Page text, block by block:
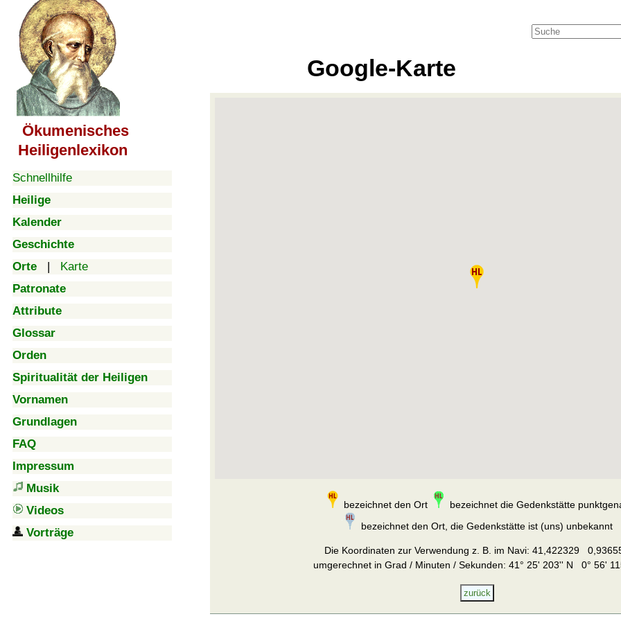
Ökumenisches
Heiligenlexikon
Schnellhilfe
Heilige
Kalender
Geschichte
Orte | Karte
Patronate
Attribute
Glossar
Orden
Spiritualität der Heiligen
Vornamen
Grundlagen
FAQ
Impressum
Musik
Videos
Vorträge
Google-Karte
bezeichnet den Ort
bezeichnet die Gedenkstätte
bezeichnet den Ort, die Gedenkstätte ist (uns) unbekannt
Die Koordinaten zur Verwendung z. B. im Navi: 41,422329
umgerechnet in Grad / Minuten / Sekunden: 41° 25' 203'' N 0° 56'